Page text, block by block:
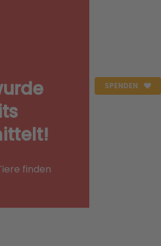
SPENDEN
finden